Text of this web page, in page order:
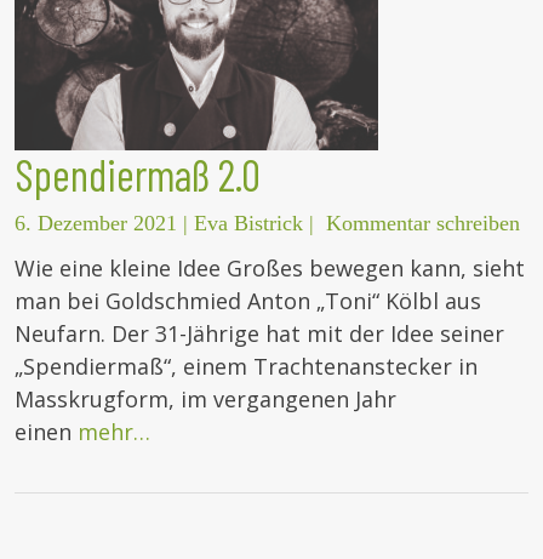
Spendiermaß 2.0
6. Dezember 2021 | Eva Bistrick | Kommentar schreiben
Wie eine kleine Idee Großes bewegen kann, sieht
man bei Goldschmied Anton „Toni“ Kölbl aus
Neufarn. Der 31-Jährige hat mit der Idee seiner
„Spendiermaß“, einem Trachtenanstecker in
Masskrugform, im vergangenen Jahr
einen mehr…